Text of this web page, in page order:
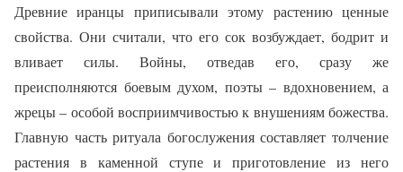
Древние иранцы приписывали этому растению ценные
свойства. Они считали, что его сок возбуждает, бодрит и
вливает силы. Войны, отведав его, сразу же
преисполняются боевым духом, поэты – вдохновением, а
жрецы – особой восприимчивостью к внушениям божества.
Главную часть ритуала богослужения составляет толчение
растения в каменной ступе и приготовление из него